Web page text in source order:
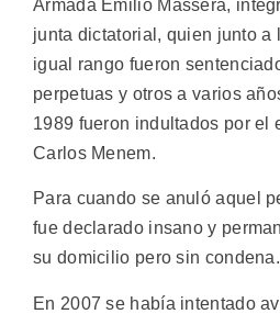
Armada Emilio Massera,
junta dictatorial, quien junto a
igual rango fueron
perpetuas y otros a varios
1989 fueron indultados por el
Carlos Menem.
Para cuando se anuló aquel
fue declarado insano y
su domicilio pero sin condena.
En 2007 se había intentado